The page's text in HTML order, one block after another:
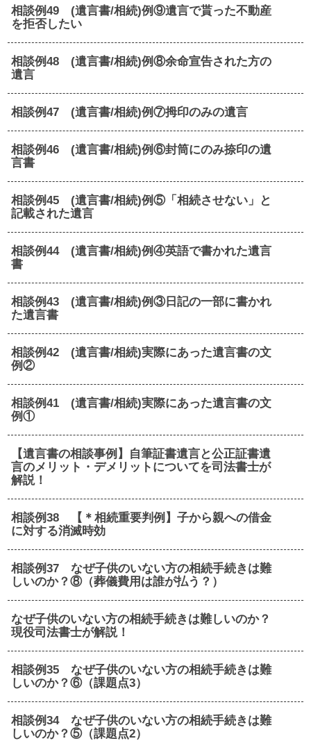
相談例49 (遺言書/相続)例⑨遺言で貰った不動産
を拒否したい
相談例48 (遺言書/相続)例⑧余命宣告された方の
遺言
相談例47 (遺言書/相続)例⑦拇印のみの遺言
相談例46 (遺言書/相続)例⑥封筒にのみ捺印の遺
言書
相談例45 (遺言書/相続)例⑤「相続させない」と
記載された遺言
相談例44 (遺言書/相続)例④英語で書かれた遺言
書
相談例43 (遺言書/相続)例③日記の一部に書かれ
た遺言書
相談例42 (遺言書/相続)実際にあった遺言書の文
例②
相談例41 (遺言書/相続)実際にあった遺言書の文
例①
【遺言書の相談事例】自筆証書遺言と公正証書遺
言のメリット・デメリットについてを司法書士が
解説！
相談例38 【＊相続重要判例】子から親への借金
に対する消滅時効
相談例37 なぜ子供のいない方の相続手続きは難
しいのか？⑧（葬儀費用は誰が払う？）
なぜ子供のいない方の相続手続きは難しいのか？
現役司法書士が解説！
相談例35 なぜ子供のいない方の相続手続きは難
しいのか？⑥（課題点3）
相談例34 なぜ子供のいない方の相続手続きは難
しいのか？⑤（課題点2）